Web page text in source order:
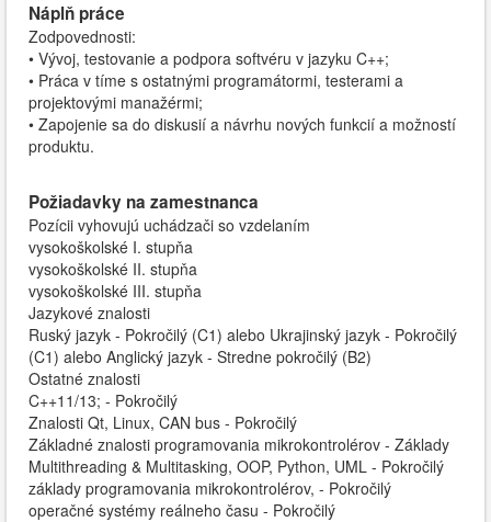
Náplň práce
Zodpovednosti:
• Vývoj, testovanie a podpora softvéru v jazyku C++;
• Práca v tíme s ostatnými programátormi, testerami a
projektovými manažérmi;
• Zapojenie sa do diskusií a návrhu nových funkcií a možností
produktu.
Požiadavky na zamestnanca
Pozícii vyhovujú uchádzači so vzdelaním
vysokoškolské I. stupňa
vysokoškolské II. stupňa
vysokoškolské III. stupňa
Jazykové znalosti
Ruský jazyk - Pokročilý (C1) alebo Ukrajinský jazyk - Pokročilý
(C1) alebo Anglický jazyk - Stredne pokročilý (B2)
Ostatné znalosti
C++11/13; - Pokročilý
Znalosti Qt, Linux, CAN bus - Pokročilý
Základné znalosti programovania mikrokontrolérov - Základy
Multithreading & Multitasking, OOP, Python, UML - Pokročilý
základy programovania mikrokontrolérov, - Pokročilý
operačné systémy reálneho času - Pokročilý